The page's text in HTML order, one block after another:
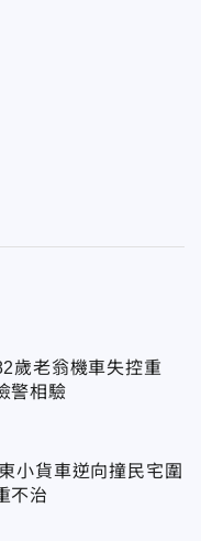
歲老翁機車失控重
警相驗
小貨車逆向撞民宅圍
不治